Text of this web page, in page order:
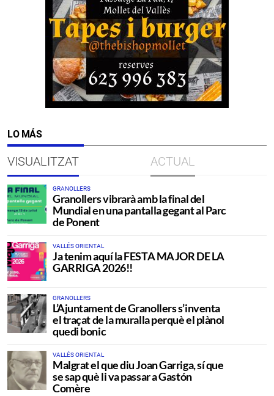
LO MÁS
VISUALITZAT ACTUAL
GRANOLLERS
Granollers vibrarà amb la final del
Mundial en una pantalla gegant al Parc
de Ponent
VALLÉS ORIENTAL
Ja tenim aquí la FESTA MAJOR DE LA
GARRIGA 2026!!
GRANOLLERS
L’Ajuntament de Granollers s’inventa
el traçat de la muralla perquè el plànol
quedi bonic
VALLÉS ORIENTAL
Malgrat el que diu Joan Garriga, sí que
se sap què li va passar a Gastón
Comère